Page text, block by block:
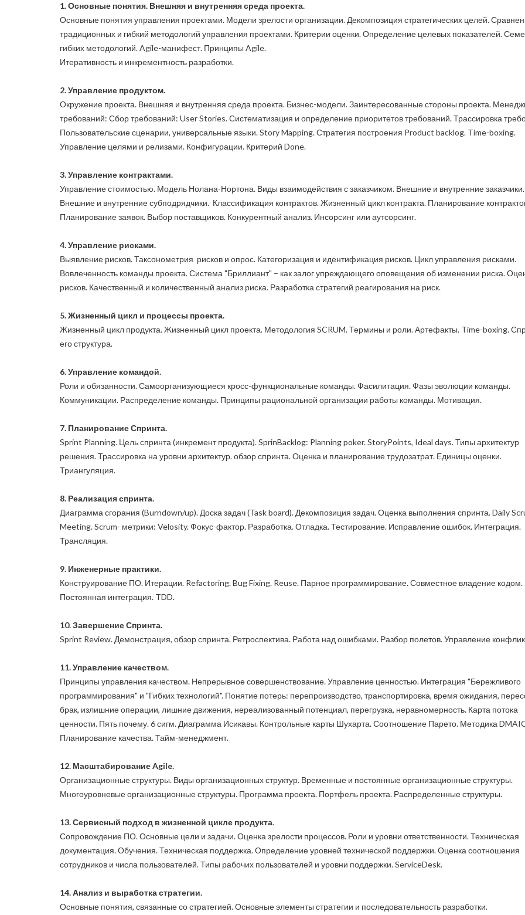
1. Основные понятия. Внешняя и внутренняя среда проекта.
Основные понятия управления проектами. Модели зрелости организации. Декомпозиция стратегических целей.
традиционных и гибкий методологий управления проектами. Критерии оценки. Определение целевых показателей.
гибких методологий. Agile-манифест. Принципы Agile.
Итеративность и инкрементность разработки.
2. Управление продуктом.
Окружение проекта. Внешняя и внутренняя среда проекта. Бизнес-модели. Заинтересованные стороны проекта.
требований: Сбор требований: User Stories. Систематизация и определение приоритетов требований. Трассировка
Пользовательские сценарии, универсальные языки. Story Mapping. Стратегия построения Product backlog. Time-boxing.
Управление целями и релизами. Конфигурации. Критерий Done.
3. Управление контрактами.
Управление стоимостью. Модель Нолана-Нортона. Виды взаимодействия с заказчиком. Внешние и внутренние заказчики.
Внешние и внутренние субподрядчики. Классификация контрактов. Жизненный цикл контракта. Планирование
Планирование заявок. Выбор поставщиков. Конкурентный анализ. Инсорсинг или аутсорсинг.
4. Управление рисками.
Выявление рисков. Таксонометрия рисков и опрос. Категоризация и идентификация рисков. Цикл управления рисками.
Вовлеченность команды проекта. Система "Бриллиант" – как залог упреждающего оповещения об изменении риска.
рисков. Качественный и количественный анализ риска. Разработка стратегий реагирования на риск.
5. Жизненный цикл и процессы проекта.
Жизненный цикл продукта. Жизненный цикл проекта. Методология SCRUM. Термины и роли. Артефакты. Time-boxing.
его структура.
6. Управление командой.
Роли и обязанности. Самоорганизующиеся кросс-функциональные команды. Фасилитация. Фазы эволюции команды.
Коммуникации. Распределение команды. Принципы рациональной организации работы команды. Мотивация.
7. Планирование Спринта.
Sprint Planning. Цель спринта (инкремент продукта). SprinBacklog: Planning poker. StoryPoints, Ideal days. Типы архитектур
решения. Трассировка на уровни архитектур. обзор спринта. Оценка и планирование трудозатрат. Единицы оценки.
Триангуляция.
8. Реализация спринта.
Диаграмма сгорания (Burndown/up). Доска задач (Task board). Декомпозиция задач. Оценка выполнения спринта. Daily
Meeting. Scrum- метрики: Velosity. Фокус-фактор. Разработка. Отладка. Тестирование. Исправление ошибок. Интеграция.
Трансляция.
9. Инженерные практики.
Конструирование ПО. Итерации. Refactoring. Bug Fixing. Reuse. Парное программирование. Совместное владение кодом.
Постоянная интеграция. TDD.
10. Завершение Спринта.
Sprint Review. Демонстрация, обзор спринта. Ретроспектива. Работа над ошибками. Разбор полетов. Управление
11. Управление качеством.
Принципы управления качеством. Непрерывное совершенствование. Управление ценностью. Интеграция "Бережливого
программирования" и "Гибких технологий". Понятие потерь: перепроизводство, транспортировка, время ожидания,
брак, излишние операции, лишние движения, нереализованный потенциал, перегрузка, неравномерность. Карта потока
ценности. Пять почему. 6 сигм. Диаграмма Исикавы. Контрольные карты Шухарта. Соотношение Парето. Методика
Планирование качества. Тайм-менеджмент.
12. Масштабирование Agile.
Организационные структуры. Виды организационных структур. Временные и постоянные организационные структуры.
Многоуровневые организационные структуры. Программа проекта. Портфель проекта. Распределенные структуры.
13. Сервисный подход в жизненной цикле продукта.
Сопровождение ПО. Основные цели и задачи. Оценка зрелости процессов. Роли и уровни ответственности. Техническая
документация. Обучения. Техническая поддержка. Определение уровней технической поддержки. Оценка соотношения
сотрудников и числа пользователей. Типы рабочих пользователей и уровни поддержки. ServiceDesk.
14. Анализ и выработка стратегии.
Основные понятия, связанные со стратегией. Основные элементы стратегии и последовательность разработки.